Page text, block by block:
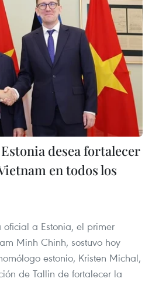
desea fortalecer
en todos los
a Estonia, el primer
Minh Chinh, sostuvo hoy
estonio, Kristen Michal,
de Tallin de fortalecer la